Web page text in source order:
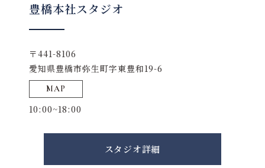
豊橋本社スタジオ
〒441-8106
愛知県豊橋市弥生町字東豊和19-6
MAP
10:00~18:00
スタジオ詳細